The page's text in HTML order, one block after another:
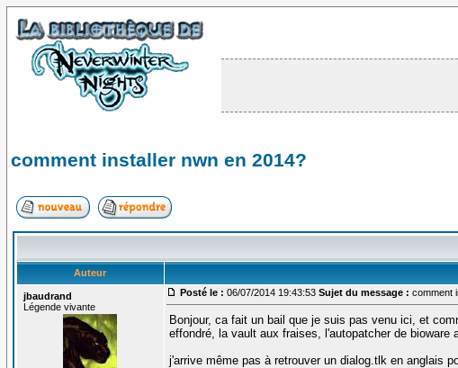
comment installer nwn en 2014?
Auteur
jbaudrand
Légende vivante
Posté le : 06/07/2014 19:43:53 Sujet du message : comment
Bonjour, ca fait un bail que je suis pas venu ici, et
effondré, la vault aux fraises, l'autopatcher de bioware
j'arrive même pas à retrouver un dialog.tlk en anglais